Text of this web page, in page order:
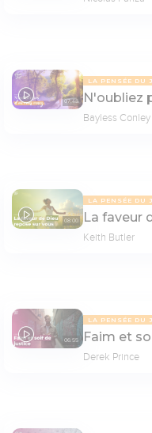
07:48
LA PENSÉE DU
N'oubliez
Bayless Conley
08:00
LA PENSÉE DU
La faveur
Keith Butler
06:55
LA PENSÉE DU
Faim et
Derek Prince